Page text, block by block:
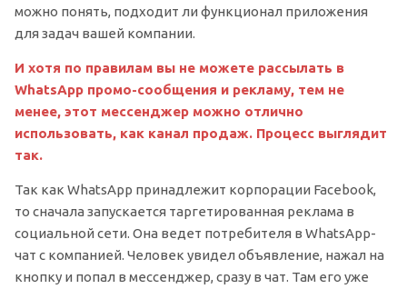
можно понять, подходит ли функционал приложения
для задач вашей компании.
И хотя по правилам вы не можете рассылать в
WhatsApp промо-сообщения и рекламу, тем не
менее, этот мессенджер можно отлично
использовать, как канал продаж. Процесс выглядит
так.
Так как WhatsApp принадлежит корпорации Facebook,
то сначала запускается таргетированная реклама в
социальной сети. Она ведет потребителя в WhatsApp-
чат с компанией. Человек увидел объявление, нажал на
кнопку и попал в мессенджер, сразу в чат. Там его уже